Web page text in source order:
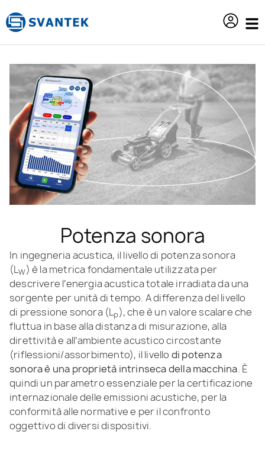
Potenza sonora
In ingegneria acustica, il livello di potenza sonora
(LW) è la metrica fondamentale utilizzata per
descrivere l’energia acustica totale irradiata da una
sorgente per unità di tempo. A differenza del livello
di pressione sonora (Lp), che è un valore scalare che
fluttua in base alla distanza di misurazione, alla
direttività e all’ambiente acustico circostante
(riflessioni/assorbimento), il livello di potenza
sonora è una proprietà intrinseca della macchina. È
quindi un parametro essenziale per la certificazione
internazionale delle emissioni acustiche, per la
conformità alle normative e per il confronto
oggettivo di diversi dispositivi.